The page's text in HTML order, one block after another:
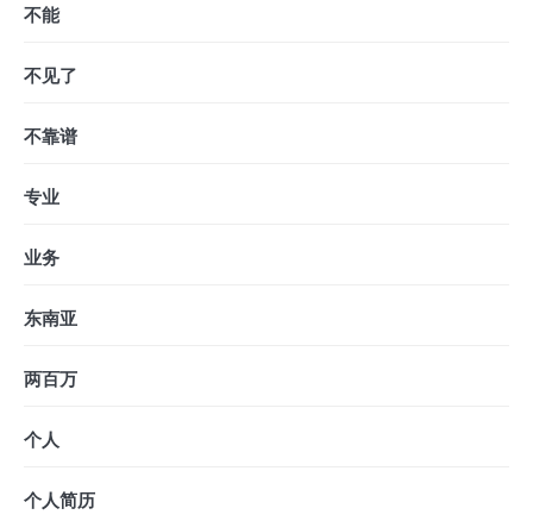
不能
不见了
不靠谱
专业
业务
东南亚
两百万
个人
个人简历